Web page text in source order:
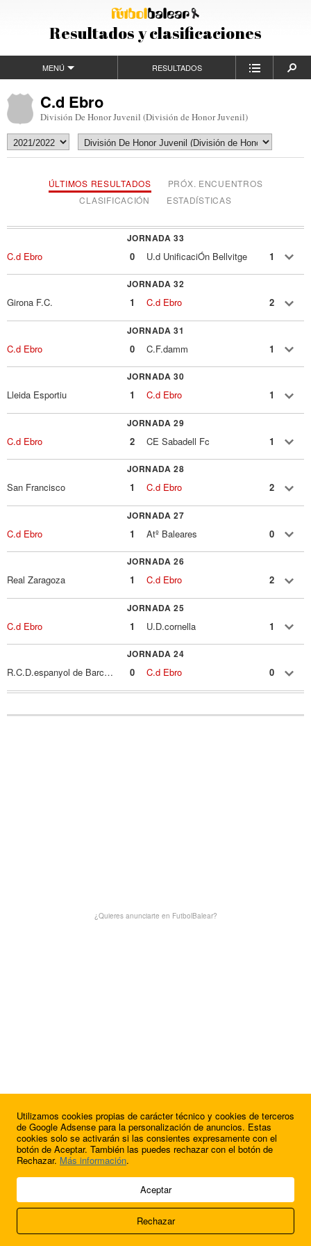
Resultados y clasificaciones
MENÚ RESULTADOS
C.d Ebro
División De Honor Juvenil (División de Honor Juvenil)
ÚLTIMOS RESULTADOS
PRÓX. ENCUENTROS
CLASIFICACIÓN
ESTADÍSTICAS
JORNADA 33
C.d Ebro 0 U.d UnificaciÓn Bellvitge 1
JORNADA 32
Girona F.C. 1 C.d Ebro 2
JORNADA 31
C.d Ebro 0 C.F.damm 1
JORNADA 30
Lleida Esportiu 1 C.d Ebro 1
JORNADA 29
C.d Ebro 2 CE Sabadell Fc 1
JORNADA 28
San Francisco 1 C.d Ebro 2
JORNADA 27
C.d Ebro 1 Atº Baleares 0
JORNADA 26
Real Zaragoza 1 C.d Ebro 2
JORNADA 25
C.d Ebro 1 U.D.cornella 1
JORNADA 24
R.C.D.espanyol de Barcelona 0 C.d Ebro 0
¿Quieres anunciarte en FutbolBalear?
¿Quieres anunciarte en FutbolBalear?
© 2009 - 2026 Soluciones Corporativas IP, SL.
Acerca de nosotros
FútbolBalear
Utilizamos cookies propias de carácter técnico y cookies de terceros
de Google Adsense para la personalización de anuncios. Estas
cookies solo se activarán si las consientes expresamente con el
botón de Aceptar. También las puedes rechazar con el botón de
Rechazar. Más información.
Aceptar
Rechazar